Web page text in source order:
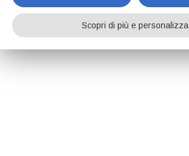
Scopri di più e personalizza